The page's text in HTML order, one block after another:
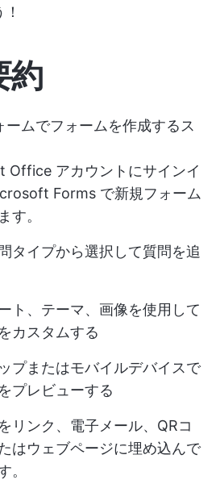
約
ムでフォームを作成するス
Office アカウントにサインイ
Forms で新規フォーム
す。
タイプから選択して質問を追
ト、テーマ、画像を使用して
カスタムする
プまたはモバイルデバイスで
プレビューする
リンク、電子メール、QRコ
はウェブページに埋め込んで
。